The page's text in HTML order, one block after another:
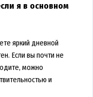
я в основном
яркий дневной
Если вы почти не
можно
и